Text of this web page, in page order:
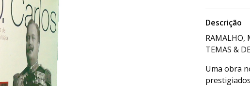
Descrição
RAMALHO,
TEMAS &
Uma obra